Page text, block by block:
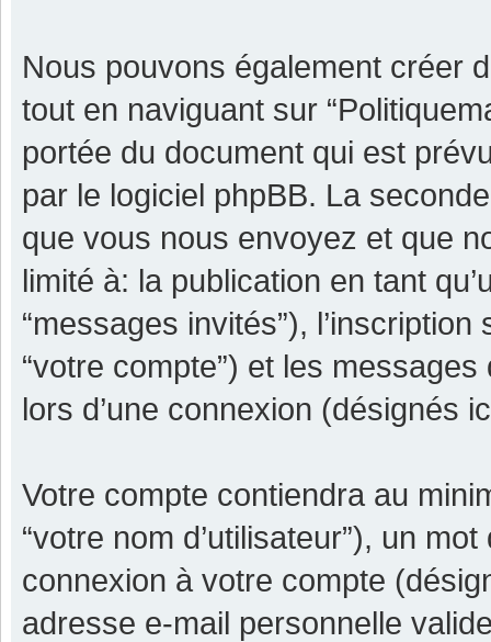
Nous pouvons également créer
tout en naviguant sur
portée du document qui est
par le logiciel phpBB. La
que vous nous envoyez et que
limité à: la publication en tant
“messages invités”),
“votre compte”) et les
lors d’une connexion (désignés
Votre compte contiendra au
“votre nom d’utilisateur”), un
connexion à votre compte
adresse e-mail personnelle